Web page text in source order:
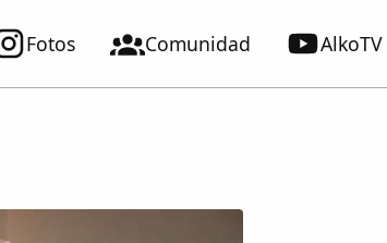
Fotos Comunidad AlkoTV